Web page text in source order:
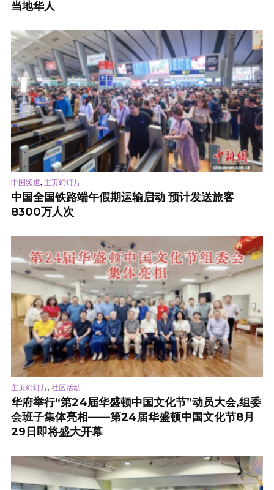
当地华人
中国频道, 主页幻灯片
中国全国铁路端午假期运输启动 预计发送旅客
8300万人次
主页幻灯片, 社区活动
华府举行“第24届华盛顿中国文化节”动员大会,组委
会班子集体亮相——第24届华盛顿中国文化节8月
29日即将盛大开幕